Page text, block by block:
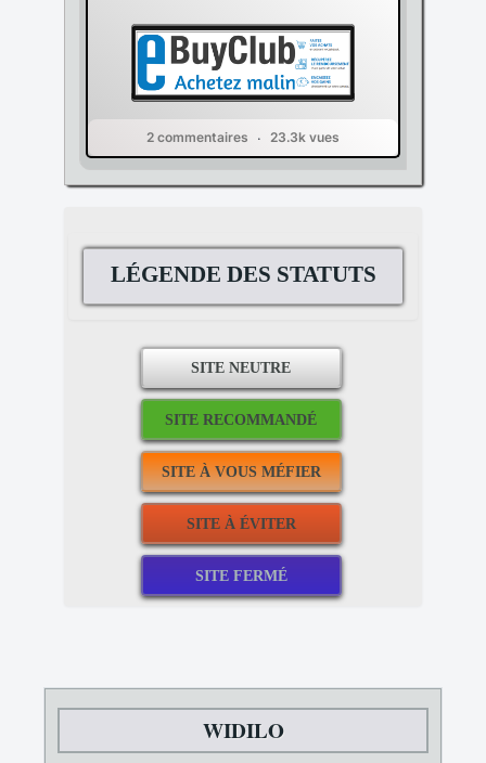
2 commentaires 23.3k vues
LÉGENDE DES STATUTS
WIDILO